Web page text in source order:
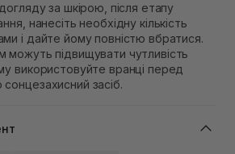
за шкірою, після етапу
нанесіть необхідну кількість
і дайте йому повністю вбратися.
можуть підвищувати чутливість
використовуйте вранці перед
засіб.